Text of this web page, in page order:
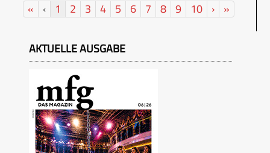
« ‹ 1 2 3 4 5 6 7 8 9 10 › »
AKTUELLE AUSGABE